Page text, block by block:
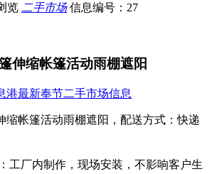
览 二手市场 信息编号：27
伸缩帐篷活动雨棚遮阳
港最新奉节二手市场信息
帐篷活动雨棚遮阳， 配送方式：快递
工厂内制作，现场安装，不影响客​‌‌户生